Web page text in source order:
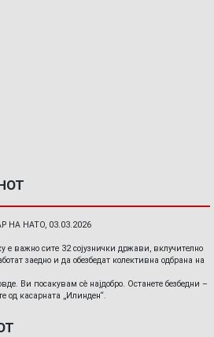
НА НАТО, 03.03.2026
е важно сите 32 сојузнички држави, вклучително
заедно и да обезбедат колективна одбрана на
Ви посакувам сè најдобро. Останете безбедни –
од касарната „Илинден“.